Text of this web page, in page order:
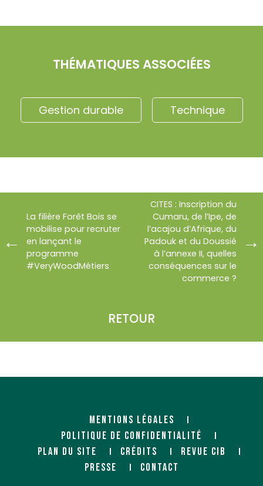
THÉMATIQUES ASSOCIÉES
Gestion durable Technique
La filière Forêt Bois se
mobilise pour recruter
en lançant le
programme
#VeryWoodMétiers
RETOUR
CITES : Inscription du
Cumaru, de l’Ipe, de
l’acajou d’Afrique, du
Padouk et du Doussié
à l’annexe II, quelles
conséquences sur le
commerce ?
MENTIONS LÉGALES
POLITIQUE DE CONFIDENTIALITÉ
PLAN DU SITE
CRÉDITS
REVUE CIB
PRESSE
CONTACT